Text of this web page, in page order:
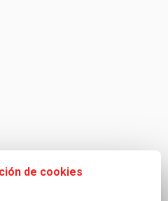
de cookies